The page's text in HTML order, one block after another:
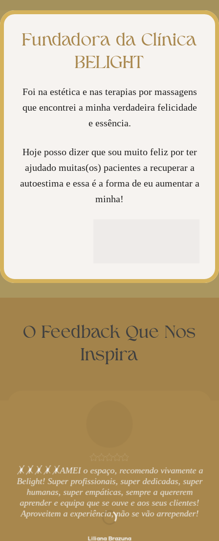
Fundadora da Clínica
BELIGHT
Foi na estética e nas terapias por massagens
que encontrei a minha verdadeira felicidade
e essência.
Hoje posso dizer que sou muito feliz por ter
ajudado muitas(os) pacientes a recuperar a
autoestima e essa é a forma de eu aumentar a
minha!
O Feedback Que Nos
Inspira
🤸🤸🤸🤸🤸AMEI o espaço, recomendo vivamente a
Belight! Super profissionais, super dedicadas, super
humanas, super empáticas, sempre a quererem
aprender e equipa que se ouve e aos seus clientes!
Aproveitem a experiência, não se vão arrepender!
Liliana Brazuna